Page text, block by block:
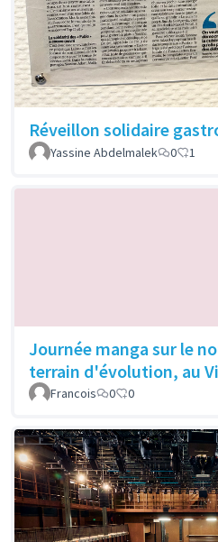
Réveillon solidaire
Yassine Abdelmalek
0 1
Journée manga sur le
terrain d'évolution, au
Francois 0 0